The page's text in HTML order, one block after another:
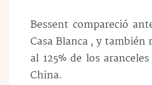
Bessent compareció
Casa Blanca , y
al 125% de los
China.